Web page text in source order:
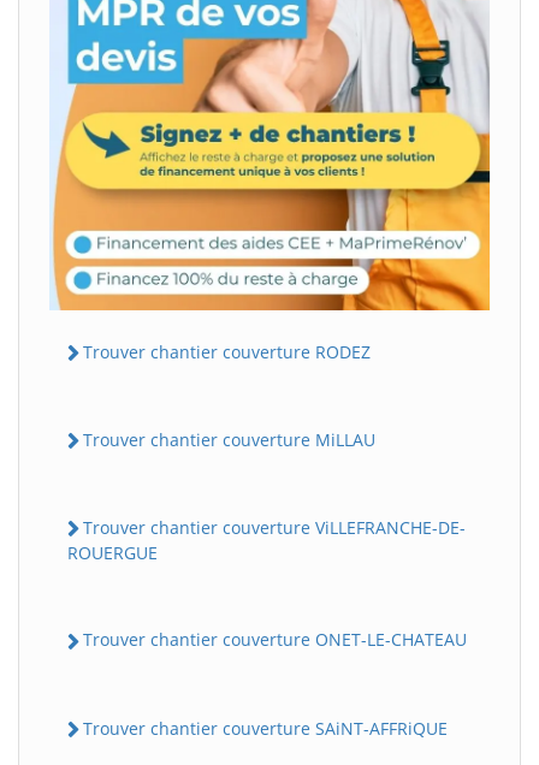
Trouver chantier couverture RODEZ
Trouver chantier couverture MiLLAU
Trouver chantier couverture ViLLEFRANCHE-DE-
ROUERGUE
Trouver chantier couverture ONET-LE-CHATEAU
Trouver chantier couverture SAiNT-AFFRiQUE